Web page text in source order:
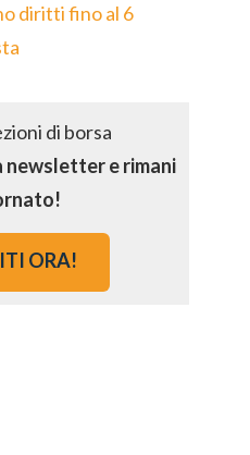
diritti fino al 6
e rimani
ORA!